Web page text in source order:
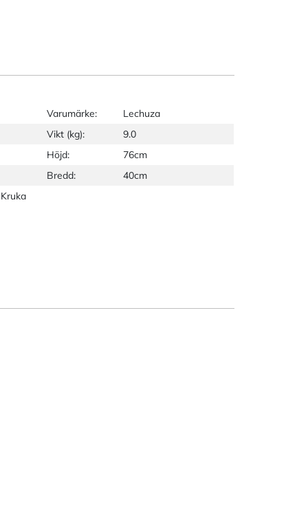
Varumärke:
Lechuza
Vikt (kg):
9.0
Höjd:
76cm
Bredd:
40cm